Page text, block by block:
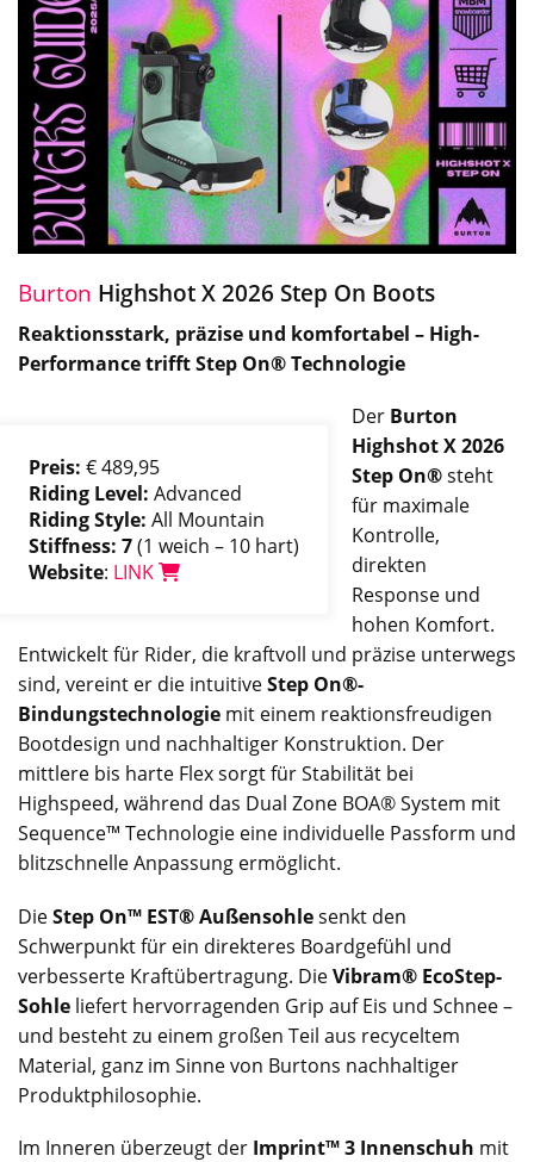
Burton Highshot X 2026 Step On Boots
Reaktionsstark, präzise und komfortabel – High-
Performance trifft Step On® Technologie
Preis: € 489,95
Riding Level: Advanced
Riding Style: All Mountain
Stiffness: 7(1 weich – 10 hart)
Website: LINK
Der Burton
Highshot X 2026
Step On®steht
für maximale
Kontrolle,
direkten
Response und
hohen Komfort.
Entwickelt für Rider, die kraftvoll und präzise unterwegs
sind, vereint er die intuitiveStep On®-
Bindungstechnologie mit einem reaktionsfreudigen
Bootdesign und nachhaltiger Konstruktion. Der
mittlere bis harte Flex sorgt für Stabilität bei
Highspeed, während das Dual Zone BOA® System mit
Sequence™ Technologie eine individuelle Passform und
blitzschnelle Anpassung ermöglicht.
DieStep On™ EST® Außensohlesenkt den
Schwerpunkt für ein direkteres Boardgefühl und
verbesserte Kraftübertragung. DieVibram® EcoStep-
Sohle liefert hervorragenden Grip auf Eis und Schnee –
und besteht zu einem großen Teil aus recyceltem
Material, ganz im Sinne von Burtons nachhaltiger
Produktphilosophie.
Im Inneren überzeugt der Imprint™ 3 Innenschuh mit